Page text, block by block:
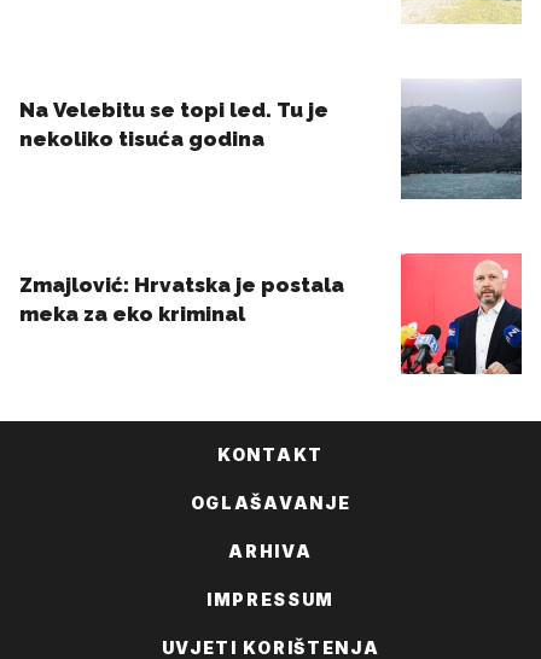
KONTAKT
OGLAŠAVANJE
ARHIVA
IMPRESSUM
UVJETI KORIŠTENJA